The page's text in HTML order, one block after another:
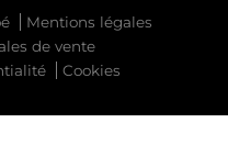
Mentions légales
de vente
Cookies